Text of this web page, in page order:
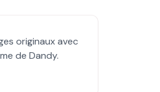
originaux avec
de Dandy.